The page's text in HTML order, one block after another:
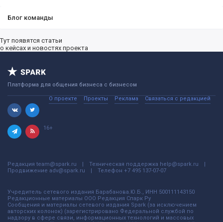
Блог команды
Тут появятся статьи
о кейсах и новостях проекта
Платформа для общения бизнеса с бизнесом
О проекте Проекты Реклама Связаться с редакцией
16+
Редакция team@spark.ru Техническая поддержка help@spark.ru
Продвижение adv@spark.ru Телефон +7 495 137-07-07
Учредитель сетевого издания Барабанова.Ю.Б., ИНН 500111143150
Редакционные материалы ООО Редакция Спарк Ру
Сообщения и материалы сетевого издания Spark (за исключением
авторских колонок) (зарегистрировано Федеральной службой по
надзору в сфере связи, информационных технологий и массовых